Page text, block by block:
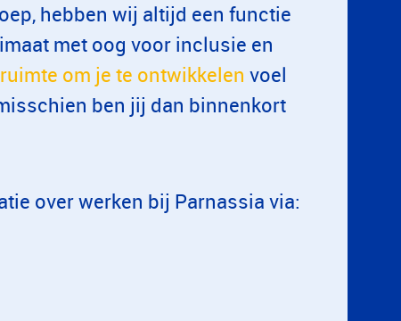
hebben wij altijd een functie
met oog voor inclusie en
ruimte om je te ontwikkelen voel
ben jij dan binnenkort
over werken bij Parnassia via: